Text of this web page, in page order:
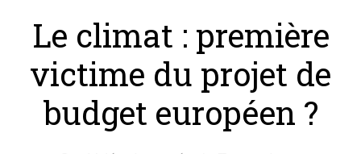
Le climat : première
victime du projet de
budget européen ?